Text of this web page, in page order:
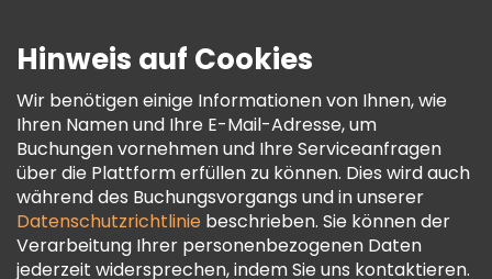
AGB Und Rechtliches
Cookie-Richtlinie
Freetour Auszeichnungen
Treueprogramm
Hinweis auf Cookies
Wir benötigen einige Informationen von Ihnen, wie
Ihren Namen und Ihre E-Mail-Adresse, um
Buchungen vornehmen und Ihre Serviceanfragen
über die Plattform erfüllen zu können. Dies wird auch
während des Buchungsvorgangs und in unserer
Datenschutzrichtlinie beschrieben. Sie können der
Verarbeitung Ihrer personenbezogenen Daten
jederzeit widersprechen, indem Sie uns kontaktieren.